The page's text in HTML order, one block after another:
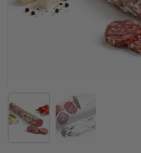
Mostra diapositiva 1Mostra diapositiva 2